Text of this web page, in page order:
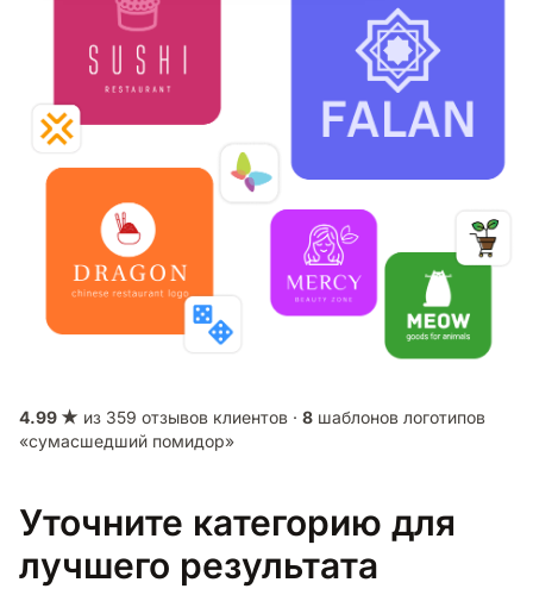
4.99 ★ из 359 отзывов клиентов · 8 шаблонов логотипов
«сумасшедший помидор»
Уточните категорию для
лучшего результата